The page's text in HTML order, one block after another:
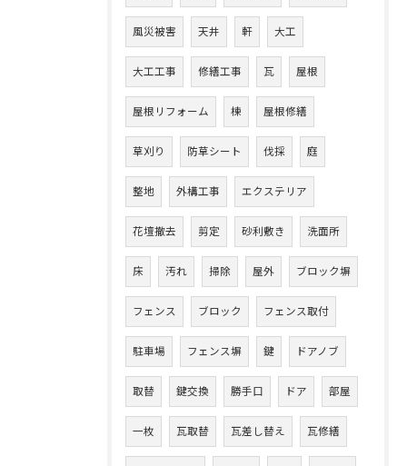
風災被害 天井 軒 大工
大工工事 修繕工事 瓦 屋根
屋根リフォーム 棟 屋根修繕
草刈り 防草シート 伐採 庭
整地 外構工事 エクステリア
花壇撤去 剪定 砂利敷き 洗面所
床 汚れ 掃除 屋外 ブロック塀
フェンス ブロック フェンス取付
駐車場 フェンス塀 鍵 ドアノブ
取替 鍵交換 勝手口 ドア 部屋
一枚 瓦取替 瓦差し替え 瓦修繕